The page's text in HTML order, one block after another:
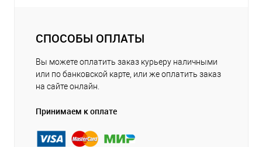
СПОСОБЫ ОПЛАТЫ
Вы можете оплатить заказ курьеру наличными
или по банковской карте, или же оплатить заказ
на сайте онлайн.
Принимаем к оплате